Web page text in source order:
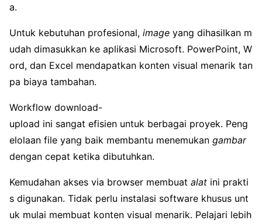
a.
Untuk kebutuhan profesional, image yang dihasilkan m
udah dimasukkan ke aplikasi Microsoft. PowerPoint, W
ord, dan Excel mendapatkan konten visual menarik tan
pa biaya tambahan.
Workflow download-
upload ini sangat efisien untuk berbagai proyek. Peng
elolaan file yang baik membantu menemukan gambar
dengan cepat ketika dibutuhkan.
Kemudahan akses via browser membuat alat ini prakti
s digunakan. Tidak perlu instalasi software khusus unt
uk mulai membuat konten visual menarik. Pelajari lebih